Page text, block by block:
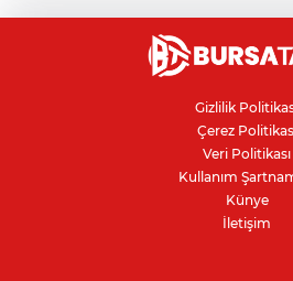
YENİ Parti'nin
belli oldu
Philip Morris
YENİ Parti Manisa İl
Gizlilik
Çerez
Veri Politikası
Kullanım
Künye
İletişim